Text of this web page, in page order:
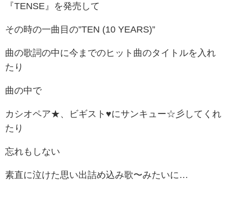
『TENSE』を発売して
その時の一曲目の”TEN (10 YEARS)”
曲の歌詞の中に今までのヒット曲のタイトルを入れ
たり
曲の中で
カシオペア★、ビギスト♥にサンキュー☆彡してくれ
たり
忘れもしない
素直に泣けた思い出詰め込み歌〜みたいに…